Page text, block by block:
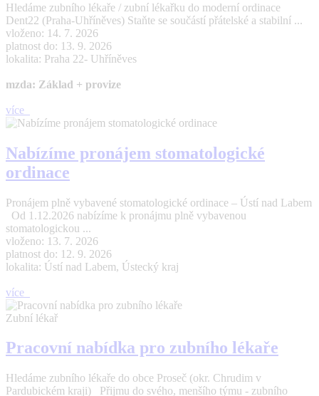
Hledáme zubního lékaře / zubní lékařku do moderní ordinace
Dent22 (Praha-Uhříněves) Staňte se součástí přátelské a stabilní ...
vloženo: 14. 7. 2026
platnost do: 13. 9. 2026
lokalita: Praha 22- Uhříněves
mzda: Základ + provize
více
Nabízíme pronájem stomatologické
ordinace
Pronájem plně vybavené stomatologické ordinace – Ústí nad Labem
Od 1.12.2026 nabízíme k pronájmu plně vybavenou
stomatologickou ...
vloženo: 13. 7. 2026
platnost do: 12. 9. 2026
lokalita: Ústí nad Labem, Ústecký kraj
více
Zubní lékař
Pracovní nabídka pro zubního lékaře
Hledáme zubního lékaře do obce Proseč (okr. Chrudim v
Pardubickém kraji) Přijmu do svého, menšího týmu - zubního